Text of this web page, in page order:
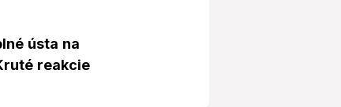
ústa na
reakcie